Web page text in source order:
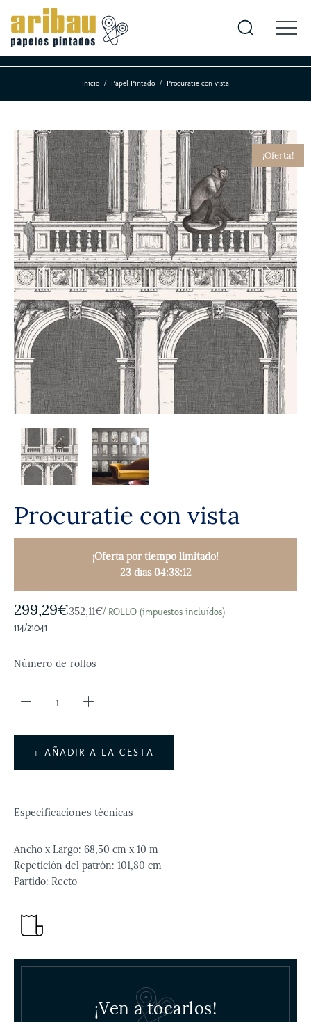
Inicio Papel Pintado Procuratie con vista
¡Oferta!
Procuratie con vista
¡Oferta por tiempo limitado!
23 días 04:38:11
299,29€352,11€/ ROLLO (impuestos incluídos)
114/21041
Número de rollos
+ AÑADIR A LA CESTA
Especificaciones técnicas
Ancho x Largo: 68,50 cm x 10 m
Repetición del patrón: 101,80 cm
Partido: Recto
¡Ven a tocarlos!